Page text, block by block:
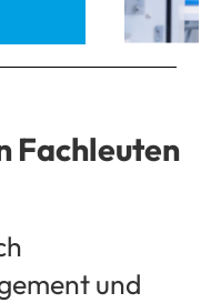
Fachleuten
und